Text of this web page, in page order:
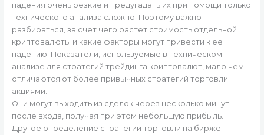
падения очень резкие и предугадать их при помощи только
технического анализа сложно. Поэтому важно
разбираться, за счет чего растет стоимость отдельной
криптовалюты и какие факторы могут привести к ее
падению. Показатели, используемые в техническом
анализе для стратегий трейдинга криптовалют, мало чем
отличаются от более привычных стратегий торговли
акциями.
Они могут выходить из сделок через несколько минут
после входа, получая при этом небольшую прибыль.
Другое определение стратегии торговли на бирже —